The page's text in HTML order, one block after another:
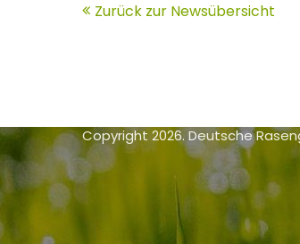
Zurück zur Newsübersicht
Copyright 2026. Deutsche